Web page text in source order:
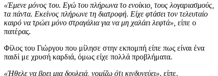
«Έμενε μόνος του. Εγώ του πλήρωνα το ενοίκιο, τους λογαριασμούς,
τα πάντα. Εκείνος πλήρωνε τη διατροφή. Είχε φτάσει τον τελευταίο
καιρό να τρώει μόνο στραγάλια για να μη χαλάει λεφτά», είπε ο
πατέρας.
Φίλος του Γιώργου που μίλησε στην εκπομπή είπε πως είναι ένα
παιδί με χρυσή καρδιά, όμως είχε πολλά προβλήματα.
«Ήθελε να βρει μια δουλειά, νομίζω ότι κινδυνεύει», είπε.